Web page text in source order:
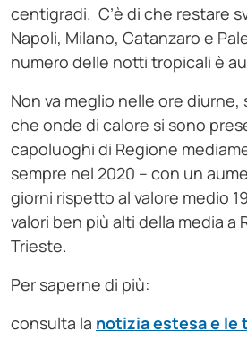
centigradi. C’è di che restare
Napoli, Milano, Catanzaro e
numero delle notti tropicali è
Non va meglio nelle ore diurne,
che onde di calore si sono
capoluoghi di Regione
sempre nel 2020 – con un
giorni rispetto al valore medio
valori ben più alti della media a
Trieste.
Per saperne di più:
consulta la notizia estesa e